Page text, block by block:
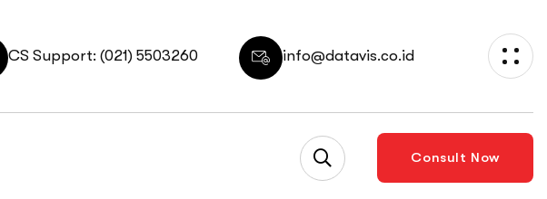
CS Support: (021) 5503260 info@datavis.co.id
Consult Now